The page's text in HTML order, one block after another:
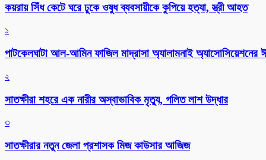
কয়রায় সিঁধ কেটে ঘরে ঢুকে ওষুধ ব্যবসায়ীকে কুপিয়ে হত্যা, স্ত্রী আহত
১
পাটকেলঘাটা আল-আমিন ফাজিল মাদ্রাসা অ্যালামনাই অ্যাসোসিয়েশনের
২
সাতক্ষীরা শহরে এক নারীর অস্বাভাবিক মৃত্যু, গলিত লাশ উদ্ধার
৩
সাতক্ষীরার নতুন জেলা প্রশাসক মিজ কাউসার আজিজ